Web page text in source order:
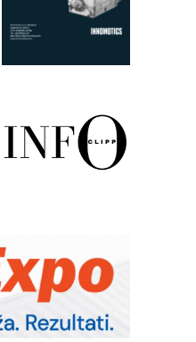
energijom
· Display
1500 VDC
sa tečnim
bez složenih
više od 40 godina
INDICATOR
za efikasnije